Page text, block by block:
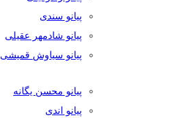
پیانو سندی
پیانو شادمهر عقیلی
پیانو سیاوش قمیشی
پیانو محسن یگانه
پیانو اندی